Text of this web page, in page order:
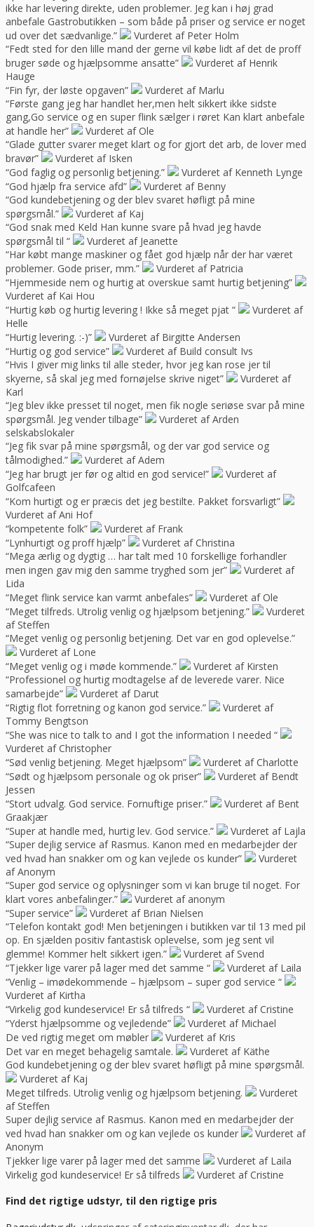
ikke har levering direkte, uden problemer. Jeg kan i høj grad
anbefale Gastrobutikken – som både på priser og service er noget
ud over det sædvanlige.”
Vurderet af Peter Holm
“Fedt sted for den lille mand der gerne vil købe lidt af det de proff
bruger søde og hjælpsomme ansatte”
Vurderet af Henrik
Hauge
“Fin fyr, der løste opgaven”
Vurderet af Marlu
“Første gang jeg har handlet her,men helt sikkert ikke sidste
gang,Go service og en super flink sælger i røret Kan klart anbefale
at handle her”
Vurderet af Ole
“Glade gutter svarer meget klart og for gjort det arb, de lover med
bravør”
Vurderet af Isken
“God faglig og personlig betjening.”
Vurderet af Kenneth Lynge
“God hjælp fra service afd”
Vurderet af Benny
“God kundebetjening og der blev svaret høfligt på mine
spørgsmål.”
Vurderet af Kaj
“God snak med Keld Han kunne svare på hvad jeg havde
spørgsmål til “
Vurderet af Jeanette
“Har købt mange maskiner og fået god hjælp når der har været
problemer. Gode priser, mm.”
Vurderet af Patricia
“Hjemmeside nem og hurtig at overskue samt hurtig betjening”
Vurderet af Kai Hou
“Hurtig køb og hurtig levering ! Ikke så meget pjat “
Vurderet af
Helle
“Hurtig levering. :-)”
Vurderet af Birgitte Andersen
“Hurtig og god service”
Vurderet af Build consult Ivs
“Hvis I giver mig links til alle steder, hvor jeg kan rose jer til
skyerne, så skal jeg med fornøjelse skrive niget”
Vurderet af
Karl
“Jeg blev ikke presset til noget, men fik nogle seriøse svar på mine
spørgsmål. Jeg vender tilbage”
Vurderet af Arden
selskabslokaler
“Jeg fik svar på mine spørgsmål, og der var god service og
tålmodighed.”
Vurderet af Adem
“Jeg har brugt jer før og altid en god service!”
Vurderet af
Golfcafeen
“Kom hurtigt og er præcis det jeg bestilte. Pakket forsvarligt”
Vurderet af Ani Hof
“kompetente folk”
Vurderet af Frank
“Lynhurtigt og proff hjælp”
Vurderet af Christina
“Mega ærlig og dygtig … har talt med 10 forskellige forhandler
men ingen gav mig den samme tryghed som jer”
Vurderet af
Lida
“Meget flink service kan varmt anbefales”
Vurderet af Ole
“Meget tilfreds. Utrolig venlig og hjælpsom betjening.”
Vurderet
af Steffen
“Meget venlig og personlig betjening. Det var en god oplevelse.”
Vurderet af Lone
“Meget venlig og i møde kommende.”
Vurderet af Kirsten
“Professionel og hurtig modtagelse af de leverede varer. Nice
samarbejde”
Vurderet af Darut
“Rigtig flot forretning og kanon god service.”
Vurderet af
Tommy Bengtson
“She was nice to talk to and I got the information I needed “
Vurderet af Christopher
“Sød venlig betjening. Meget hjælpsom”
Vurderet af Charlotte
“Sødt og hjælpsom personale og ok priser”
Vurderet af Bendt
Jessen
“Stort udvalg. God service. Fornuftige priser.”
Vurderet af Bent
Graakjær
“Super at handle med, hurtig lev. God service.”
Vurderet af Lajla
“Super dejlig service af Rasmus. Kanon med en medarbejder der
ved hvad han snakker om og kan vejlede os kunder”
Vurderet
af Anonym
“Super god service og oplysninger som vi kan bruge til noget. For
klart vores anbefalinger.”
Vurderet af anonym
“Super service”
Vurderet af Brian Nielsen
“Telefon kontakt god! Men betjeningen i butikken var til 13 med pil
op. En sjælden positiv fantastisk oplevelse, som jeg sent vil
glemme! Kommer helt sikkert igen.”
Vurderet af Svend
“Tjekker lige varer på lager med det samme “
Vurderet af Laila
“Venlig – imødekommende – hjælpsom – super god service “
Vurderet af Kirtha
“Virkelig god kundeservice! Er så tilfreds “
Vurderet af Cristine
“Yderst hjælpsomme og vejledende”
Vurderet af Michael
De ved rigtig meget om møbler
Vurderet af Kris
Det var en meget behagelig samtale.
Vurderet af Käthe
God kundebetjening og der blev svaret høfligt på mine spørgsmål.
Vurderet af Kaj
Meget tilfreds. Utrolig venlig og hjælpsom betjening.
Vurderet
af Steffen
Super dejlig service af Rasmus. Kanon med en medarbejder der
ved hvad han snakker om og kan vejlede os kunder
Vurderet af
Anonym
Tjekker lige varer på lager med det samme
Vurderet af Laila
Virkelig god kundeservice! Er så tilfreds
Vurderet af Cristine
Find det rigtige udstyr, til den rigtige pris